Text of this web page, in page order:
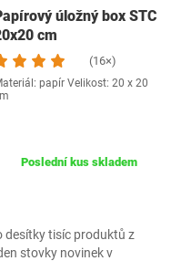
desítky tisíc produktů z
stovky novinek v
úložný box STC
cm
(16×)
papír Velikost: 20 x 20
Poslední kus skladem